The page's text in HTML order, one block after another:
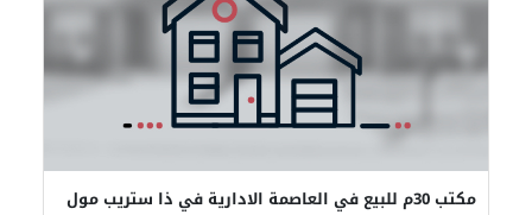
مكتب 30م للبيع في العاصمة الادارية في ذا ستريب مول